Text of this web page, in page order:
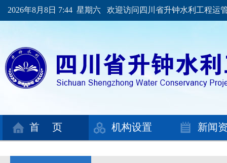
2026年8月8日 7:44 星期六 欢迎访问四川省升钟水利工程运
首 页 机构设置 新闻